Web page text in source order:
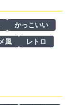
かっこいい
風
レトロ